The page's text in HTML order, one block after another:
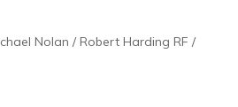
Nolan / Robert Harding RF /